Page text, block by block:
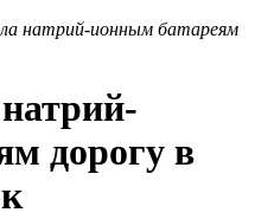
натрий-ионным батареям
дорогу в